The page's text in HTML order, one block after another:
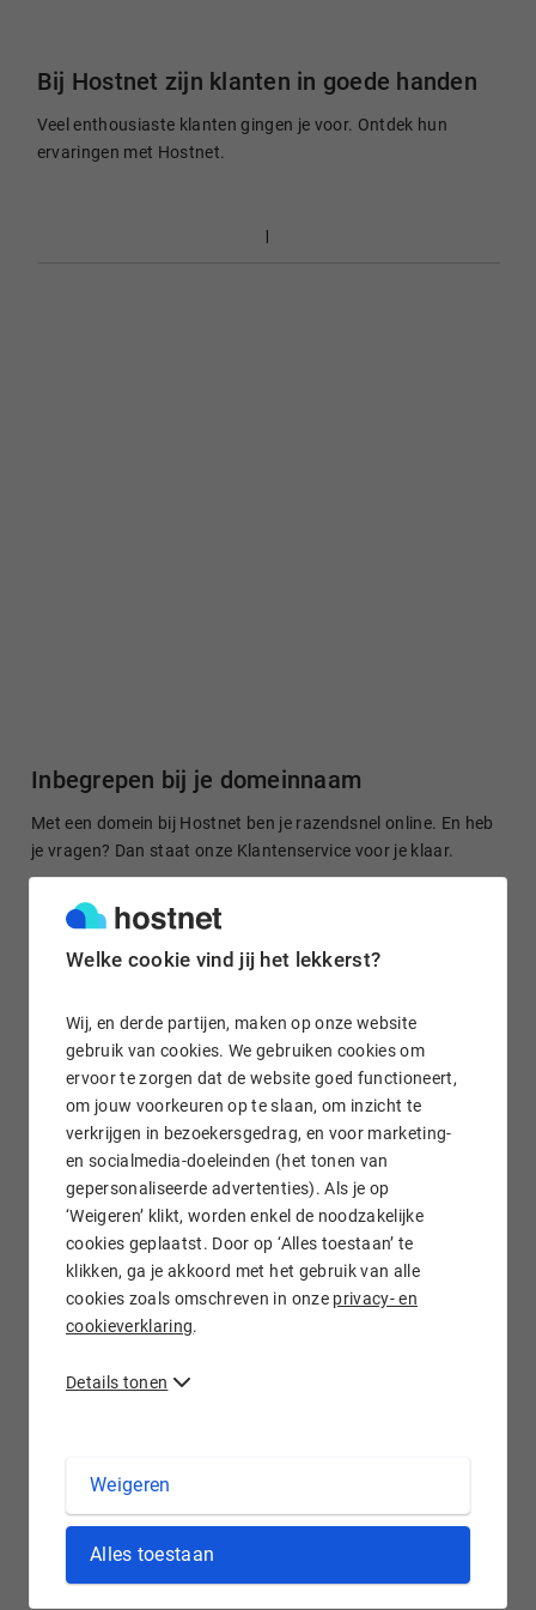
Welke cookie vind jij het lekkerst?
Wij, en derde partijen, maken op onze website
gebruik van cookies. We gebruiken cookies om
ervoor te zorgen dat de website goed functioneert,
om jouw voorkeuren op te slaan, om inzicht te
verkrijgen in bezoekersgedrag, en voor marketing-
en socialmedia-doeleinden (het tonen van
gepersonaliseerde advertenties). Als je op
‘Weigeren’ klikt, worden enkel de noodzakelijke
cookies geplaatst. Door op ‘Alles toestaan’ te
klikken, ga je akkoord met het gebruik van alle
cookies zoals omschreven in onze privacy- en
cookieverklaring.
Details tonen
Weigeren
Alles toestaan
Bij Hostnet zijn klanten in goede handen
Veel enthousiaste klanten gingen je voor. Ontdek hun
ervaringen met Hostnet.
Inbegrepen bij je domeinnaam
Met een domein bij Hostnet ben je razendsnel online. En heb
je vragen? Dan staat onze Klantenservice voor je klaar.
Gratis domein doorsturen
Stuur je domeinnaam kosteloos door naar een site of je
socialmedia-profiel. Het is in enkele klikken geregeld.
Gratis e-mail doorsturen
Wij staan voor je klaar!
.VIAJES domein registreren bij Hostnet
'Viajes' is het Spaanse woord voor 'reizen'. Het Spaans wordt
door ongeveer 500 miljoen mensen gesproken. Daarom is
deze domeinextensie bij uitstek geschikt wanneer je verkeert